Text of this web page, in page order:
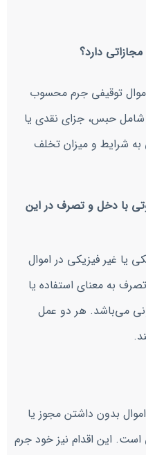
دارد؟
توقیفی جرم محسوب
حبس، جزای نقدی یا
شرایط و میزان تخلف
با دخل و تصرف در این
یا غیر فیزیکی در اموال
به معنای استفاده یا
می‌باشد. هر دو عمل
بدون داشتن مجوز یا
است. این اقدام نیز خود جرم